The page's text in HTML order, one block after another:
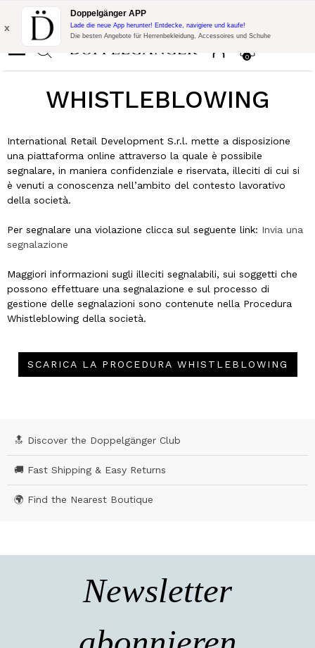
Blitzangebot:
10% Extra-Rabatt auf 300€ Einkauf mit Code:
DOPPEL300
0
x
Doppelgänger APP
Lade die neue App herunter! Entdecke, navigiere und kaufe!
Die besten Angebote für Herrenbekleidung, Accessoires und Schuhe
WHISTLEBLOWING
International Retail Development S.r.l. mette a disposizione
una piattaforma online attraverso la quale è possibile
segnalare, in maniera confidenziale e riservata, illeciti di cui si
è venuti a conoscenza nell’ambito del contesto lavorativo
della società.
Per segnalare una violazione clicca sul seguente link: Invia una
segnalazione
Maggiori informazioni sugli illeciti segnalabili, sui soggetti che
possono effettuare una segnalazione e sul processo di
gestione delle segnalazioni sono contenute nella Procedura
Whistleblowing della società.
SCARICA LA PROCEDURA WHISTLEBLOWING
🔝 Discover the Doppelgänger Club
🚚 Fast Shipping & Easy Returns
🌍 Find the Nearest Boutique
Newsletter